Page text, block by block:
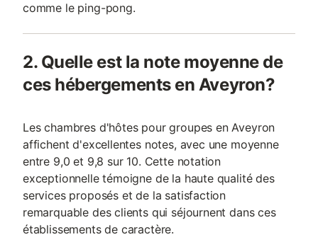
comme le ping-pong.
2. Quelle est la note moyenne de
ces hébergements en Aveyron?
Les chambres d'hôtes pour groupes en Aveyron
affichent d'excellentes notes, avec une moyenne
entre 9,0 et 9,8 sur 10. Cette notation
exceptionnelle témoigne de la haute qualité des
services proposés et de la satisfaction
remarquable des clients qui séjournent dans ces
établissements de caractère.